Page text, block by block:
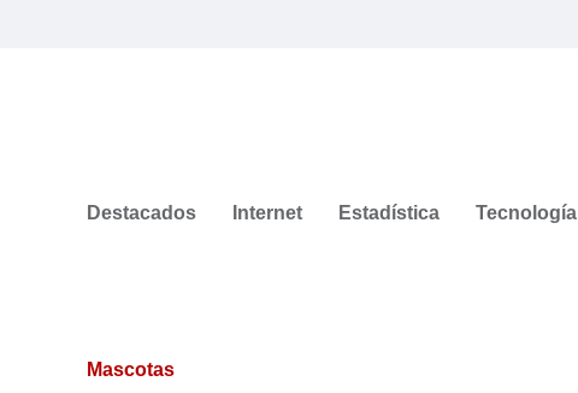
Destacados Internet Estadística Tecnología
Mascotas